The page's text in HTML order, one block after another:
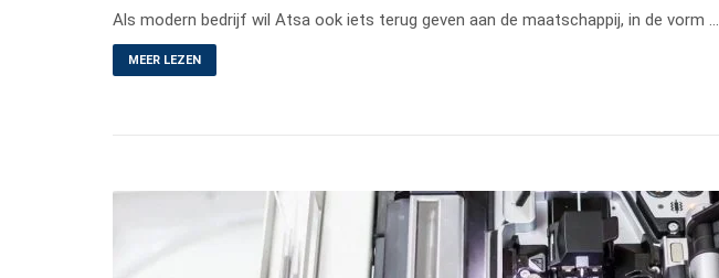
Als modern bedrijf wil Atsa ook iets terug geven aan de maatschappij, in de vorm …
MEER LEZEN